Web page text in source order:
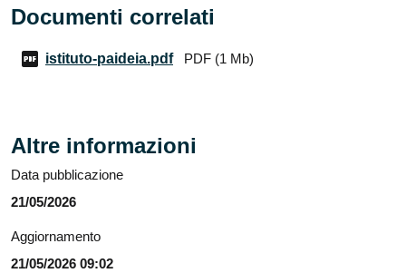
Documenti correlati
istituto-paideia.pdf PDF (1 Mb)
Altre informazioni
Data pubblicazione
21/05/2026
Aggiornamento
21/05/2026 09:02